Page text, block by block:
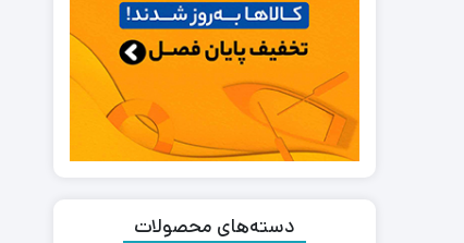
دسته‌های محصولات